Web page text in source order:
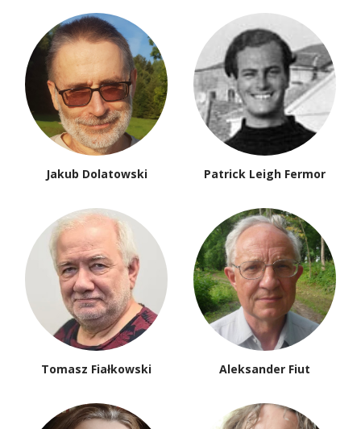
Jakub Dolatowski Patrick Leigh Fermor
Tomasz Fiałkowski Aleksander Fiut